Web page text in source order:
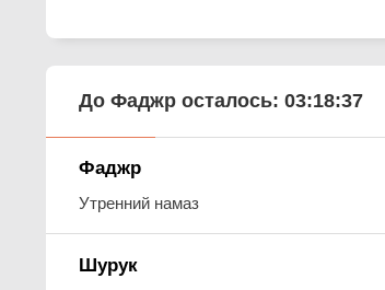
До Фаджр осталось: 03:18:36
Фаджр
Утренний намаз
Шурук